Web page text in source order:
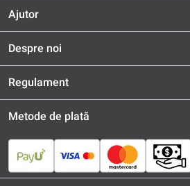
Ajutor
Despre noi
Regulament
Metode de plată